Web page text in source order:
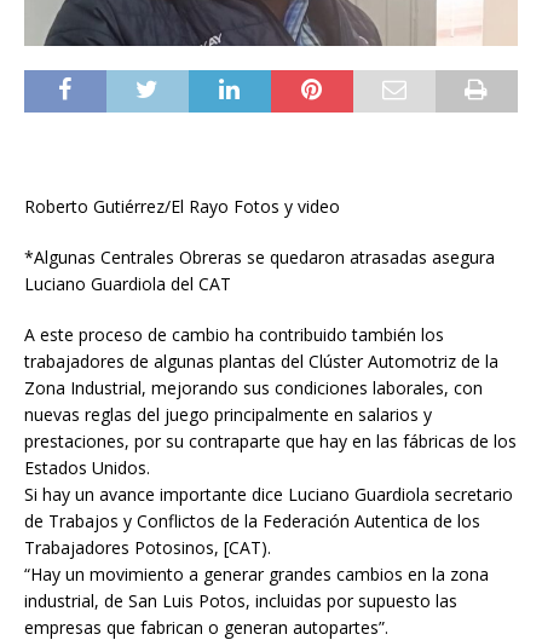
Roberto Gutiérrez/El Rayo Fotos y video
*Algunas Centrales Obreras se quedaron atrasadas asegura
Luciano Guardiola del CAT
A este proceso de cambio ha contribuido también los
trabajadores de algunas plantas del Clúster Automotriz de la
Zona Industrial, mejorando sus condiciones laborales, con
nuevas reglas del juego principalmente en salarios y
prestaciones, por su contraparte que hay en las fábricas de los
Estados Unidos.
Si hay un avance importante dice Luciano Guardiola secretario
de Trabajos y Conflictos de la Federación Autentica de los
Trabajadores Potosinos, [CAT).
“Hay un movimiento a generar grandes cambios en la zona
industrial, de San Luis Potos, incluidas por supuesto las
empresas que fabrican o generan autopartes”.